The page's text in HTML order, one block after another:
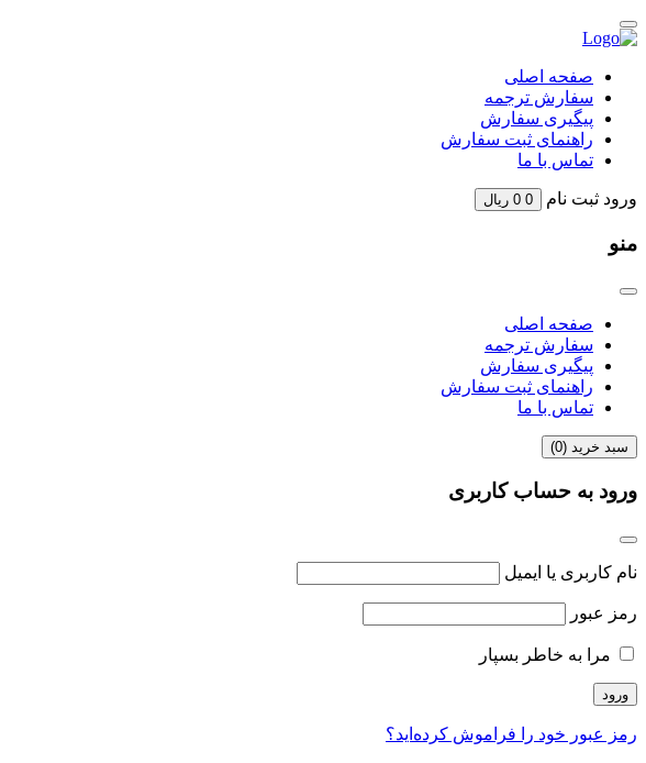
Skip
to
صفحه اصلی
سفارش ترجمه
پیگیری سفارش
راهنمای ثبت سفارش
تماس با ما
ورود ثبت نام 0
0 ریال
منو
صفحه اصلی
سفارش ترجمه
پیگیری سفارش
راهنمای ثبت سفارش
تماس با ما
سبد خرید (0
)
ورود به حساب کاربری
نام کاربری یا ایمیل
رمز عبور
مرا به خاطر بسپار
رمز عبور خود را فراموش کرده‌اید؟